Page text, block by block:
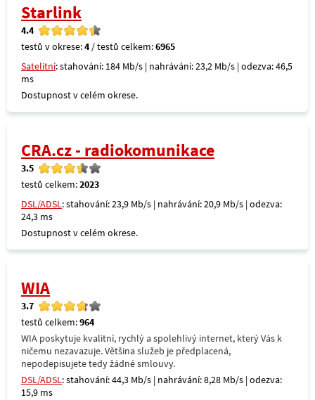
Starlink
4.4
testů v okrese:4 / testů celkem:6965
Satelitní: stahování: 184 Mb/s | nahrávání: 23,2 Mb/s | odezva: 46,5
ms
Dostupnost v celém okrese.
CRA.cz - radiokomunikace
3.5
testů celkem:2023
DSL/ADSL: stahování: 23,9 Mb/s | nahrávání: 20,9 Mb/s | odezva:
24,3 ms
Dostupnost v celém okrese.
WIA
3.7
testů celkem:964
WIA poskytuje kvalitní, rychlý a spolehlivý internet, který Vás k
ničemu nezavazuje. Většina služeb je předplacená,
nepodepisujete tedy žádné smlouvy.
DSL/ADSL: stahování: 44,3 Mb/s | nahrávání: 8,28 Mb/s | odezva:
15,9 ms